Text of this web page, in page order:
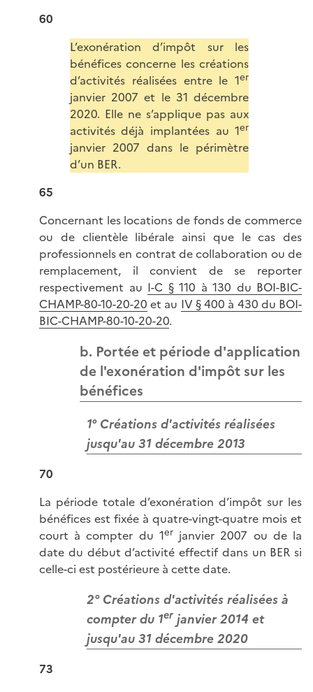
60
L’exonération d’impôt sur les
bénéfices concerne les créations
d’activités réalisées entre le 1er
janvier 2007 et le 31 décembre
2020. Elle ne s’applique pas aux
activités déjà implantées au 1er
janvier 2007 dans le périmètre
d’un BER.
65
Concernant les locations de fonds de commerce
ou de clientèle libérale ainsi que le cas des
professionnels en contrat de collaboration ou de
remplacement, il convient de se reporter
respectivement au I-C § 110 à 130 du BOI-BIC-
CHAMP-80-10-20-20 et au IV § 400 à 430 du BOI-
BIC-CHAMP-80-10-20-20.
b. Portée et période d'application
de l'exonération d'impôt sur les
bénéfices
1° Créations d'activités réalisées
jusqu'au 31 décembre 2013
70
La période totale d’exonération d’impôt sur les
bénéfices est fixée à quatre-vingt-quatre mois et
court à compter du 1erjanvier 2007 ou de la
date du début d’activité effectif dans un BER si
celle-ci est postérieure à cette date.
2° Créations d'activités réalisées à
compter du 1er janvier 2014 et
jusqu'au 31 décembre 2020
73